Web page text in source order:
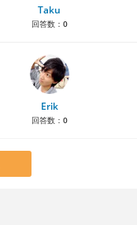
Taku
回答数： 0
Erik
回答数： 0